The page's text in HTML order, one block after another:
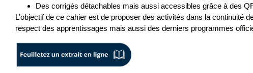
Des corrigés détachables mais aussi accessibles grâce à des
L’objectif de ce cahier est de proposer des activités dans la continuité
respect des apprentissages mais aussi des derniers programmes